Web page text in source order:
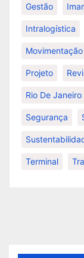
Gestão
Intralogística
Movimentação
Projeto
Rio De Janeiro
Segurança
Terminal